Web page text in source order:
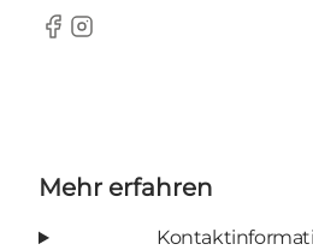
Facebook
Instagram
Mehr erfahren